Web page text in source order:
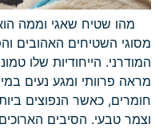
מהו שטיח שאגי וממה
מסוגי השטיחים האהובים
המודרני. הייחודיות שלו
מראה פרוותי ומגע נעים
חומרים, כאשר הנפוצים